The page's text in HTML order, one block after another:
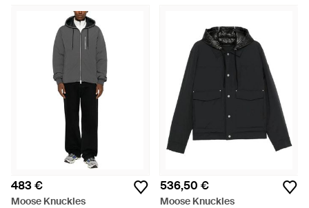
483 €
Moose Knuckles
536,50 €
Moose Knuckles